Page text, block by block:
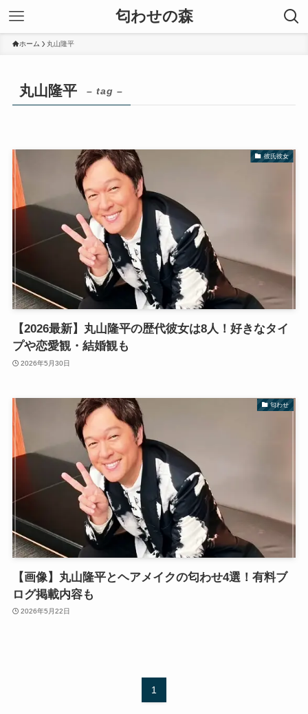
匂わせの森
ホーム 丸山隆平
丸山隆平 – tag –
彼氏彼女
【2026最新】丸山隆平の歴代彼女は8人！好きなタイ
プや恋愛観・結婚観も
2026年5月30日
匂わせ
【画像】丸山隆平とヘアメイクの匂わせ4選！有料ブ
ログ掲載内容も
2026年5月22日
1